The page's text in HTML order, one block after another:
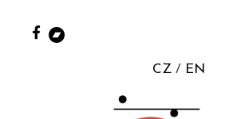
CZ EN